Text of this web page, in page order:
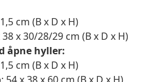
cm (B x D x H)
x 30/28/29 cm (B x D x H)
åpne hyller:
cm (B x D x H)